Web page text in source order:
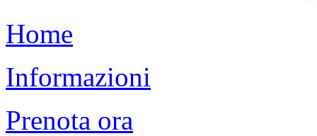
Home
Informazioni
Prenota ora